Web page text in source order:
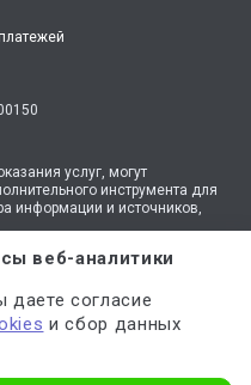
услуг, могут
инструмента для
информации и источников,
студентов по количеству
России (от Иркутска до
веб-аналитики
удобства пользования
веб-аналитики
даете согласие
и сбор данных